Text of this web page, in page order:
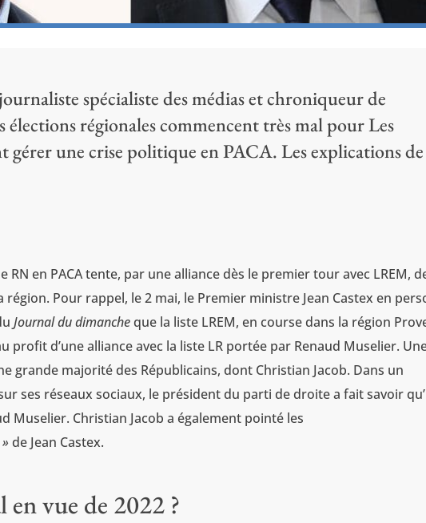
spécialiste des médias et chroniqueur de
régionales commencent très mal pour Les
une crise politique en PACA. Les explications de
RN en PACA tente, par une alliance dès le premier tour avec LREM,
région. Pour rappel, le 2 mai, le Premier ministre Jean Castex en
Journal du dimancheque la liste LREM, en course dans la région
profit d’une alliance avec la liste LR portée par Renaud Muselier.
grande majorité des Républicains, dont Christian Jacob. Dans un
ses réseaux sociaux, le président du parti de droite a fait savoir
Muselier. Christian Jacob a également pointé les
» de Jean Castex.
en vue de 2022 ?